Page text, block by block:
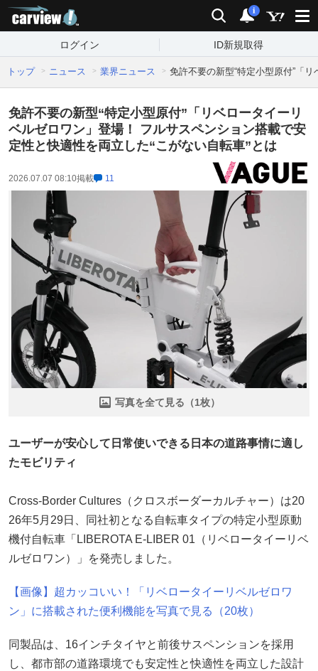
検索 通知
i
ログイン ID新規取得
トップ ニュース 業界ニュース 免許不要の新型“特定小型原付”「
免許不要の新型“特定小型原付”「リベロータイーリ
ベルゼロワン」登場！ フルサスペンション搭載で安
定性と快適性を両立した“こがない自転車”とは
2026.07.07 08:10掲載 11
写真を全て見る（1枚）
ユーザーが安心して日常使いできる日本の道路事情に適し
たモビリティ
Cross-Border Cultures（クロスボーダーカルチャー）は20
26年5月29日、同社初となる自転車タイプの特定小型原動
機付自転車「LIBEROTA E-LIBER 01（リベロータイーリベ
ルゼロワン）」を発売しました。
【画像】超カッコいい！「リベロータイーリベルゼロワ
ン」に搭載された便利機能を写真で見る（20枚）
同製品は、16インチタイヤと前後サスペンションを採用
し、都市部の道路環境でも安定性と快適性を両立した設計